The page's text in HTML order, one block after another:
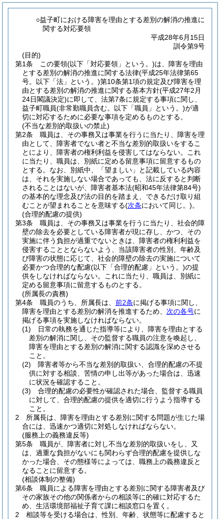
○益子町における障害を理由とする差別の解消の推進に
関する対応要領
平成28年6月15日
訓令第9号
(目的)
第1条
この要領(以下「対応要領」という。)は、障害を理由
とする差別の解消の推進に関する法律(平成25年法律第65
号。以下「法」という。)第10条第1項の規定及び障害を理
由とする差別の解消の推進に関する基本方針(平成27年2月
24日閣議決定)に即して、法第7条に規定する事項に関し、
益子町職員(非常勤職員含む。以下「職員」という。)が適
切に対応するために必要な事項を定めるものとする。
(不当な差別的取扱いの禁止)
第2条
職員は、その事務又は事業を行うに当たり、障害を理
由として、障害者でない者と不当な差別的取扱いをするこ
とにより、障害者の権利利益を侵害してはならない。
これ
に当たり、職員は、別紙に定める留意事項に留意するもの
とする。 なお、別紙中、「望ましい」と記載している内容
は、それを実施しない場合であっても、法に反すると判断
されることはないが、障害者基本法(昭和45年法律第84号)
の基本的な理念及び法の目的を踏まえ、できるだけ取り組
むことが望まれることを意味する(次条において同じ。)。
(合理的配慮の提供)
第3条
職員は、その事務又は事業を行うに当たり、社会的障
壁の除去を必要としている障害者が現に存し、かつ、その
実施に伴う負担が過重でないときは、障害者の権利利益を
侵害することとならないよう、当該障害者の性別、年齢及
び障害の状態に応じて、社会的障壁の除去の実施について
必要かつ合理的な配慮(以下「合理的配慮」という。)の提
供をしなければならない。
これに当たり、職員は、別紙に
定める留意事項に留意するものとする。
(所属長の責務)
第4条
職員のうち、所属長は、 前2条に掲げる事項に関し、
障害を理由とする差別の解消を推進するため、 次の各号に
掲げる事項を実施しなければならない。
(1)
日常の執務を通じた指導等により、障害を理由とする
差別の解消に関し、その監督する職員の注意を喚起し、
障害を理由とする差別の解消に関する認識を深めさせる
こと。
(2)
障害者等から不当な差別的取扱い、合理的配慮の不提
供に対する相談、苦情の申し出等があった場合は、迅速
に状況を確認すること。
(3)
合理的配慮の必要性が確認された場合、監督する職員
に対して、合理的配慮の提供を適切に行うよう指導する
こと。
2
所属長は、障害を理由とする差別に関する問題が生じた場
合には、迅速かつ適切に対処しなければならない。
(服務上の義務違反等)
第5条
職員が、障害者に対し不当な差別的取扱いをし、又
は、過重な負担がないにも関わらず合理的配慮を提供しな
かった場合、その態様等によっては、職務上の義務違反と
なることに留意する。
(相談体制の整備)
第6条
職員による障害を理由とする差別に関する障害者及び
その家族その他の関係者からの相談等に的確に対応するた
め、生活環境部福祉子育て課に相談窓口を置く。
2
相談等を受ける場合は、性別、年齢、状態等に配慮すると